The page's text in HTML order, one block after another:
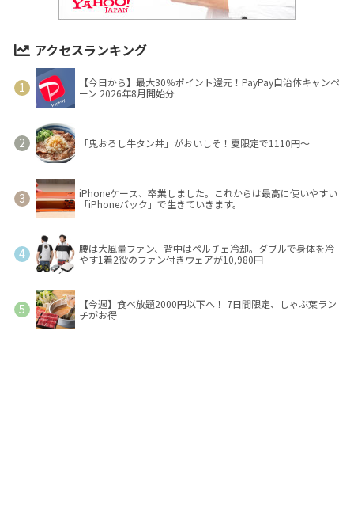
アクセスランキング
【今日から】最大30％ポイント還元！PayPay自治体キャンペ
ーン 2026年8月開始分
「鬼おろし牛タン丼」がおいしそ！夏限定で1110円～
iPhoneケース、卒業しました。これからは最高に使いやすい
「iPhoneバック」で生きていきます。
腰は大風量ファン、背中はペルチェ冷却。ダブルで身体を冷
やす1着2役のファン付きウェアが10,980円
【今週】食べ放題2000円以下へ！ 7日間限定、しゃぶ葉ラン
チがお得